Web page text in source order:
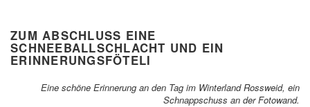
ZUM ABSCHLUSS EINE
SCHNEEBALLSCHLACHT UND EIN
ERINNERUNGSFÖTELI
Eine schöne Erinnerung an den Tag im Winterland Rossweid, ein
Schnappschuss an der Fotowand.